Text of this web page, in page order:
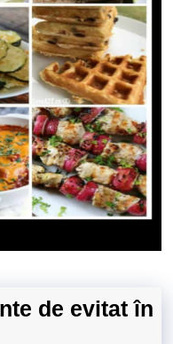
de evitat în